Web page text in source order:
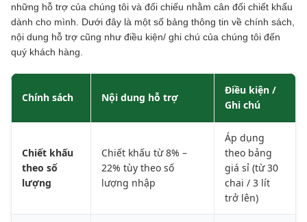
những hỗ trợ của chúng tôi và đối chiếu nhằm cân đối chiết khấu
dành cho mình. Dưới đây là một số bảng thông tin về chính sách,
nội dung hỗ trợ cũng như điều kiện/ ghi chú của chúng tôi đến
quý khách hàng.
Chính sách Nội dung hỗ trợ
Điều kiện /
Ghi chú
Chiết khấu
theo số
lượng
Chiết khấu từ 8% –
22% tùy theo số
lượng nhập
Áp dụng
theo bảng
giá sỉ (từ 30
chai / 3 lít
trở lên)